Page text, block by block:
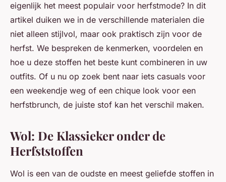
eigenlijk het meest populair voor herfstmode? In dit
artikel duiken we in de verschillende materialen die
niet alleen stijlvol, maar ook praktisch zijn voor de
herfst. We bespreken de kenmerken, voordelen en
hoe u deze stoffen het beste kunt combineren in uw
outfits. Of u nu op zoek bent naar iets casuals voor
een weekendje weg of een chique look voor een
herfstbrunch, de juiste stof kan het verschil maken.
Wol: De Klassieker onder de
Herfststoffen
Wol is een van de oudste en meest geliefde stoffen in